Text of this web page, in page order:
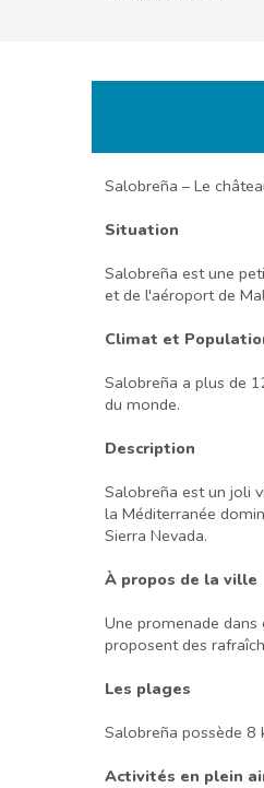
Salobreña – Le
Situation
Salobreña est une
et de l'aéroport de
Climat et
Salobreña a plus de
du monde.
Description
Salobreña est un joli
la Méditerranée
Sierra Nevada.
À propos de la ville
Une promenade
proposent des
Les plages
Salobreña possède 8
Activités en plein